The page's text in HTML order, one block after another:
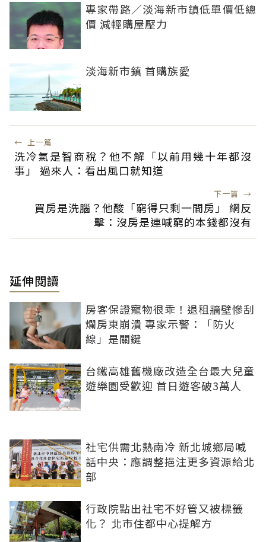
專家帶路／淡海新市鎮低單價低總
價 減輕購屋壓力
淡海新市鎮 首購族愛
← 上一篇
洗冷氣是智商稅？他不解「以前用幾十年都沒
事」 過來人：看出風口就知道
下一篇 →
買房是洗腦？他酸「窮得只剩一間房」 網反
擊：沒房是連喊窮的本錢都沒有
延伸閱讀
房客保證寵物很乖！退租牆壁慘刮
爛房東崩潰 專家示警：「防火
線」是關鍵
台鐵高雄舊機廠改造全台最大兒童
遊樂園受歡迎 首日遊客破3萬人
社宅供需北熱南冷 新北城鄉局喊
話中央：應調整挹注更多資源給北
部
行政院點出社宅不好管又被標籤
化？ 北市住都中心提解方